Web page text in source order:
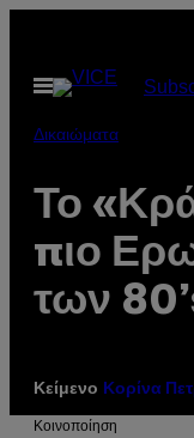
περιεχόμενο
Ανοίξτε
το
Δικαιώματα
Το
πιο
των
Κείμενο Κορίνα
Kοινοποίηση